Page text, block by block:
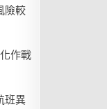
險較
作戰
班異